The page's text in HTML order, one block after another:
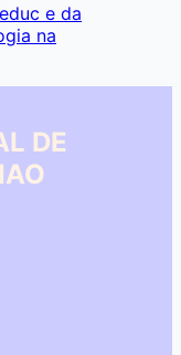
e da
na
DE